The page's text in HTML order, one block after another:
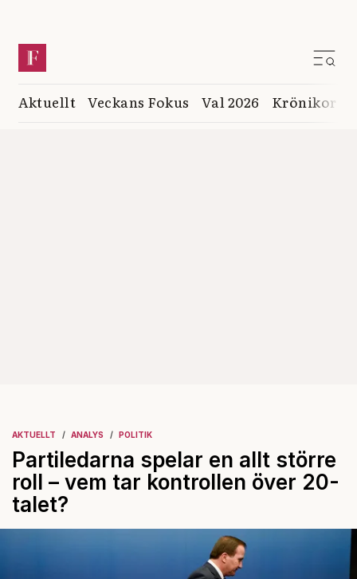
Aktuellt Veckans Fokus Val 2026 Krönikor
AKTUELLT ANALYS POLITIK
Partiledarna spelar en allt större
roll – vem tar kontrollen över 20-
talet?